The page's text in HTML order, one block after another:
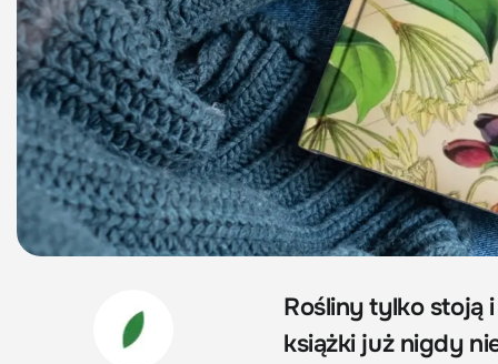
Rośliny tylko stoją
książki już nigdy